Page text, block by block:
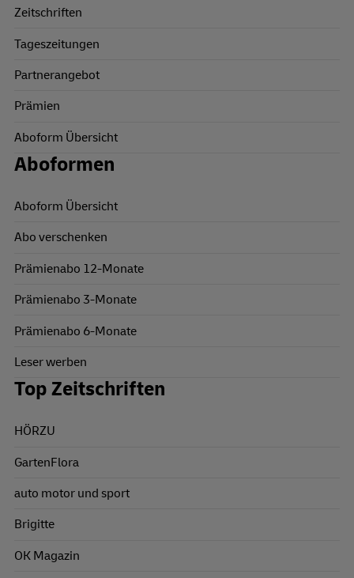
Zeitschriften
Tageszeitungen
Partnerangebot
Prämien
Aboform Übersicht
Aboformen
Aboform Übersicht
Abo verschenken
Prämienabo 12-Monate
Prämienabo 3-Monate
Prämienabo 6-Monate
Leser werben
Top Zeitschriften
HÖRZU
GartenFlora
auto motor und sport
Brigitte
OK Magazin